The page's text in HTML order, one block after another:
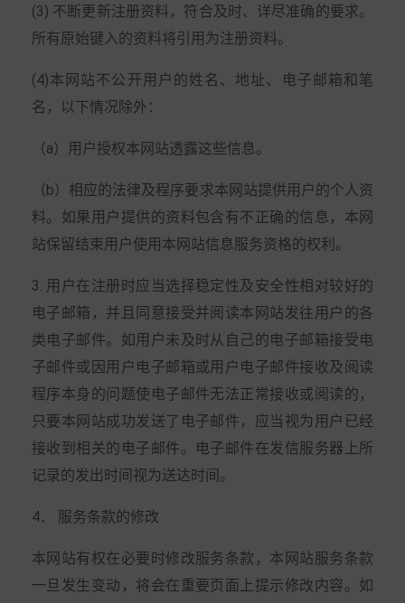
(3) 不断更新注册资料，符合及时、详尽准确的要求。
所有原始键入的资料将引用为注册资料。
(4)本网站不公开用户的姓名、地址、电子邮箱和笔
名，以下情况除外：
（a）用户授权本网站透露这些信息。
（b）相应的法律及程序要求本网站提供用户的个人资
料。如果用户提供的资料包含有不正确的信息，本网
站保留结束用户使用本网站信息服务资格的权利。
3. 用户在注册时应当选择稳定性及安全性相对较好的
电子邮箱，并且同意接受并阅读本网站发往用户的各
类电子邮件。如用户未及时从自己的电子邮箱接受电
子邮件或因用户电子邮箱或用户电子邮件接收及阅读
程序本身的问题使电子邮件无法正常接收或阅读的，
只要本网站成功发送了电子邮件，应当视为用户已经
接收到相关的电子邮件。电子邮件在发信服务器上所
记录的发出时间视为送达时间。
4． 服务条款的修改
本网站有权在必要时修改服务条款，本网站服务条款
一旦发生变动，将会在重要页面上提示修改内容。如